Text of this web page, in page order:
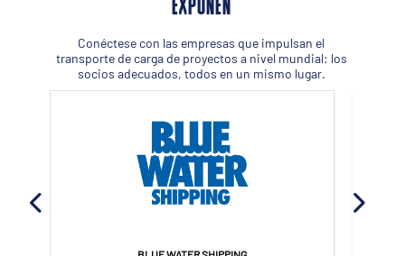
EXPONEN
Conéctese con las empresas que impulsan el
transporte de carga de proyectos a nivel mundial: los
socios adecuados, todos en un mismo lugar.